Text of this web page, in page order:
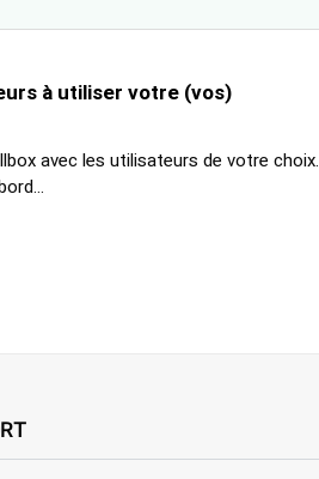
à utiliser votre (vos)
avec les utilisateurs de votre choix.